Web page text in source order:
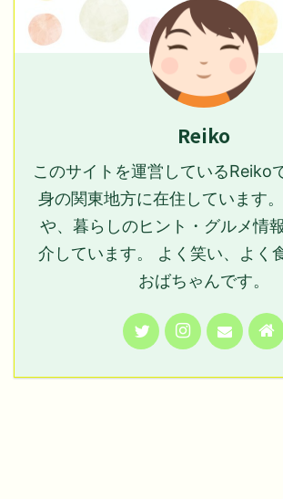
Reiko
このサイトを運営しているReiko
身の関東地方に在住しています
や、暮らしのヒント・グルメ情
介しています。 よく笑い、よく
おばちゃんです。